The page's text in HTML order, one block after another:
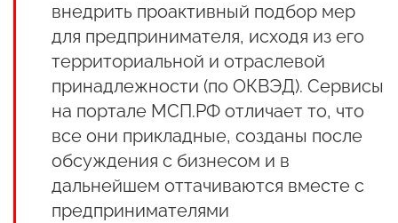
внедрить проактивный подбор мер
для предпринимателя, исходя из его
территориальной и отраслевой
принадлежности (по ОКВЭД). Сервисы
на портале МСП.РФ отличает то, что
все они прикладные, созданы после
обсуждения с бизнесом и в
дальнейшем оттачиваются вместе с
предпринимателями